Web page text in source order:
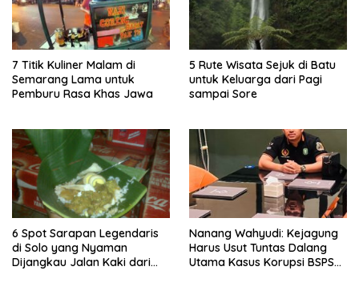
7 Titik Kuliner Malam di
Semarang Lama untuk
Pemburu Rasa Khas Jawa
5 Rute Wisata Sejuk di Batu
untuk Keluarga dari Pagi
sampai Sore
6 Spot Sarapan Legendaris
di Solo yang Nyaman
Dijangkau Jalan Kaki dari
Nanang Wahyudi: Kejagung
Harus Usut Tuntas Dalang
Utama Kasus Korupsi BSPS